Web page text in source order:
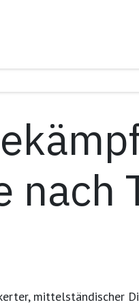
nach
mittelständischer